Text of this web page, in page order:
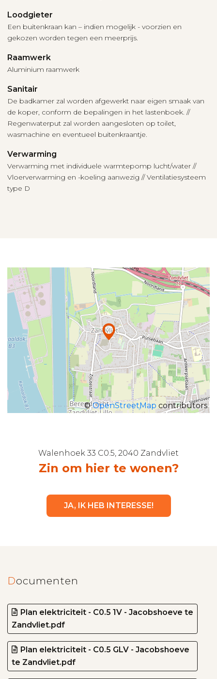
Loodgieter
Een buitenkraan kan – indien mogelijk - voorzien en
gekozen worden tegen een meerprijs.
Raamwerk
Aluminium raamwerk
Sanitair
De badkamer zal worden afgewerkt naar eigen smaak van
de koper, conform de bepalingen in het lastenboek. //
Regenwaterput zal worden aangesloten op toilet,
wasmachine en eventueel buitenkraantje.
Verwarming
Verwarming met individuele warmtepomp lucht/water //
Vloerverwarming en -koeling aanwezig // Ventilatiesysteem
type D
©OpenStreetMap contributors
Walenhoek 33 C0.5, 2040 Zandvliet
Zin om hier te wonen?
JA, IK HEB INTERESSE!
Documenten
Plan elektriciteit - C0.5 1V - Jacobshoeve te
Zandvliet.pdf
Plan elektriciteit - C0.5 GLV - Jacobshoeve
te Zandvliet.pdf